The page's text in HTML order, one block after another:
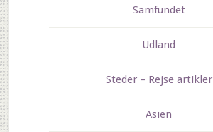
Samfundet
Udland
Steder – Rejse artikler
Asien